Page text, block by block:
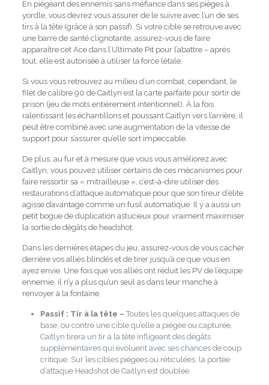
En piégeant des ennemis sans méfiance dans ses pièges à
yordle, vous devrez vous assurer de le suivre avec l’un de ses
tirs à la tête (grâce à son passif). Si votre cible se retrouve avec
une barre de santé clignotante, assurez-vous de faire
apparaître cet Ace dans l’Ultimate Pit pour l’abattre – après
tout, elle est autorisée à utiliser la force létale.
Si vous vous retrouvez au milieu d’un combat, cependant, le
filet de calibre 90 de Caitlyn est la carte parfaite pour sortir de
prison (jeu de mots entièrement intentionnel). À la fois
ralentissant les échantillons et poussant Caitlyn vers l’arrière, il
peut être combiné avec une augmentation de la vitesse de
support pour s’assurer qu’elle sort impeccable.
De plus, au fur et à mesure que vous vous améliorez avec
Caitlyn, vous pouvez utiliser certains de ces mécanismes pour
faire ressortir sa « mitrailleuse », c’est-à-dire utiliser des
restaurations d’attaque automatique pour que son tireur d’élite
agisse davantage comme un fusil automatique. Il y a aussi un
petit bogue de duplication astucieux pour vraiment maximiser
la sortie de dégâts de headshot.
Dans les dernières étapes du jeu, assurez-vous de vous cacher
derrière vos alliés blindés et de tirer jusqu’à ce que vous en
ayez envie. Une fois que vos alliés ont réduit les PV de l’équipe
ennemie, il n’y a plus qu’un seul as dans leur manche à
renvoyer à la fontaine.
Passif : Tir à la tête – Toutes les quelques attaques de
base, ou contre une cible qu’elle a piégée ou capturée,
Caitlyn tirera un tir à la tête infligeant des dégâts
supplémentaires qui évoluent avec ses chances de coup
critique. Sur les cibles piégées ou réticulées, la portée
d’attaque Headshot de Caitlyn est doublée.